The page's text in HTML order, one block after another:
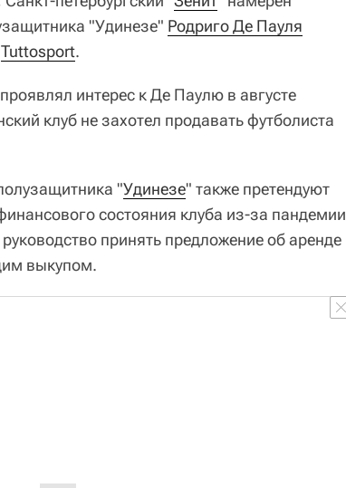
"Удинезе" Родриго Де Пауля
Tuttosport.
интерес к Де Паулю в августе
клуб не захотел продавать футболиста
"Удинезе" также претендуют
состояния клуба из-за пандемии
принять предложение об аренде
выкупом.